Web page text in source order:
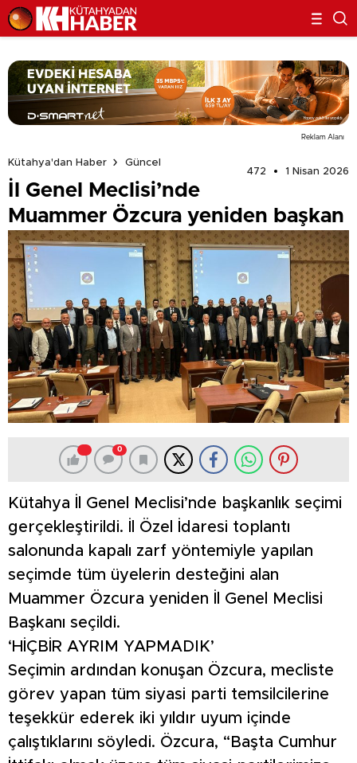
Reklam Alanı
Kütahya'dan Haber
Güncel
472
1 Nisan 2026
İl Genel Meclisi’nde
Muammer Özcura yeniden başkan
0
Kütahya İl Genel Meclisi’nde başkanlık seçimi
gerçekleştirildi. İl Özel İdaresi toplantı
salonunda kapalı zarf yöntemiyle yapılan
seçimde tüm üyelerin desteğini alan
Muammer Özcura yeniden İl Genel Meclisi
Başkanı seçildi.
‘HİÇBİR AYRIM YAPMADIK’
Seçimin ardından konuşan Özcura, mecliste
görev yapan tüm siyasi parti temsilcilerine
teşekkür ederek iki yıldır uyum içinde
çalıştıklarını söyledi. Özcura, “Başta Cumhur